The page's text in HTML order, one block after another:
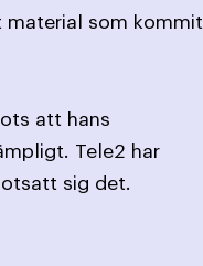
material som kommit
att hans
Tele2 har
sig det.